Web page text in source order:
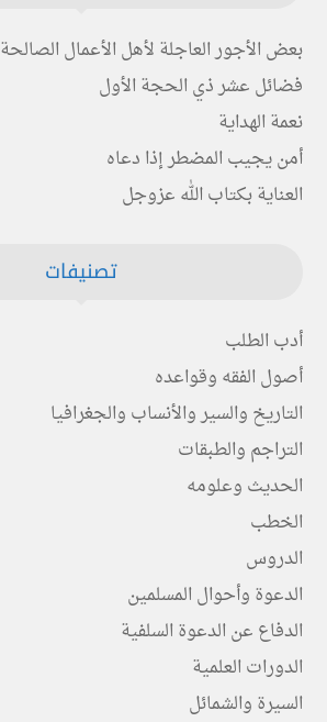
بعض الأجور العاجلة لأهل الأعمال الصالحة
فضائل عشر ذي الحجة الأول
نعمة الهداية
أمن يجيب المضطر إذا دعاه
العناية بكتاب الله عزوجل
تصنيفات
أدب الطلب
أصول الفقه وقواعده
التاريخ والسير والأنساب والجغرافيا
التراجم والطبقات
الحديث وعلومه
الخطب
الدروس
الدعوة وأحوال المسلمين
الدفاع عن الدعوة السلفية
الدورات العلمية
السيرة والشمائل